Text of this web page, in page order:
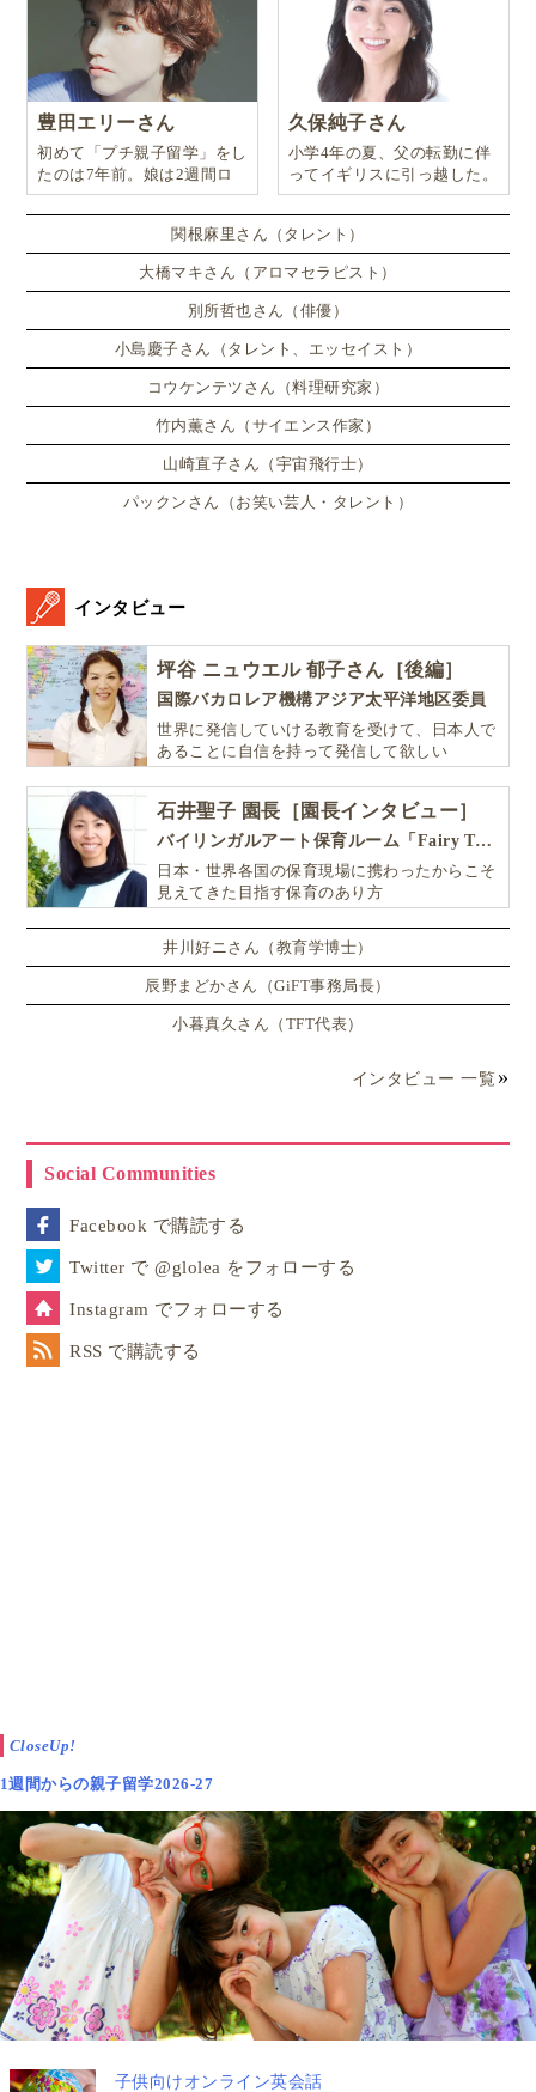
能ですよ！
記事をお読み頂きありがとうございました！
★ ★ ★ ★ 評価を送る
みんなの評価:評価してね♪
バイリンガル育児 算数教育
STEM教育
ニュージーランド子育て事情
ニュージーランドの教育
ニュージーランドの小学校
英語教育
小学生留学
教育移住
ニュージーランド親子留学
バイリンガル教育
母子留学
グローバル教育
親子留学 英語子育て
この記事を執筆したGlolea!アンバサダー
留学アンバサター
Homepage
ニュージーランド・オークランド在住。「ほうかごEnglish」代表
／kiki Communications Ltd. 代表取締役。2011年に家族で移住
し、幼児からシニアまでの親子留学・子ども単身留学を幅広くサ
ポート。中高国語教員免許・日本語教師資格を持ち、NHK「おは
よう日本」や東洋経済など多数のメディア掲載実績あり。オンラ
イン英会話と現地教育移住支援を通じ、安心で実践的な留学体験
を提供している。趣味は旅行・料理・ランニング。美しい自然に
囲まれたニュージーランドのライフスタイルを発信中。
記事一覧 詳細プロフィール
豊田エリーさん
初めて「プチ親子留学」をし
たのは7年前。娘は2週間ロ
ンドンのサマースクールに通
い、英語劇に挑戦したり、
久保純子さん
小学4年の夏、父の転勤に伴
ってイギリスに引っ越した。
関根麻里さん（タレント）
大橋マキさん（アロマセラピスト）
別所哲也さん（俳優）
小島慶子さん（タレント、エッセイスト）
コウケンテツさん（料理研究家）
竹内薫さん（サイエンス作家）
山崎直子さん（宇宙飛行士）
パックンさん（お笑い芸人・タレント）
インタビュー
坪谷 ニュウエル 郁子さん［後編］
国際バカロレア機構アジア太平洋地区委員
世界に発信していける教育を受けて、日本人で
あることに自信を持って発信して欲しい
石井聖子 園長［園長インタビュー］
バイリンガルアート保育ルーム「Fairy Tale（フェアリーテイル）」
日本・世界各国の保育現場に携わったからこそ
見えてきた目指す保育のあり方
井川好ニさん（教育学博士）
辰野まどかさん（GiFT事務局長）
小暮真久さん（TFT代表）
インタビュー 一覧
Social Communities
Facebook で購読する
Twitter で @glolea をフォローする
Instagram でフォローする
RSS で購読する
CloseUp!
1週間からの親子留学2026-27
子供向けオンライン英会話